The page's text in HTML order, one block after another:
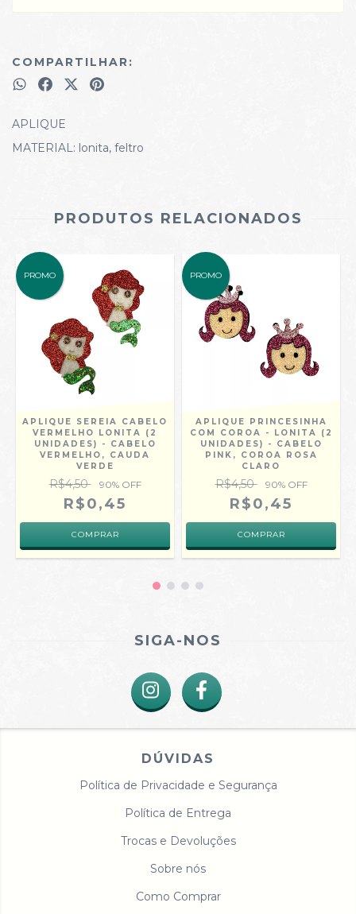
COMPARTILHAR:
APLIQUE
MATERIAL: lonita, feltro
PRODUTOS RELACIONADOS
PROMO
APLIQUE SEREIA CABELO
VERMELHO LONITA (2
UNIDADES) - CABELO
VERMELHO, CAUDA
VERDE
R$4,50 90% OFF
R$0,45
PROMO
APLIQUE PRINCESINHA
COM COROA - LONITA (2
UNIDADES) - CABELO
PINK, COROA ROSA
CLARO
R$4,50 90% OFF
R$0,45
SIGA-NOS
DÚVIDAS
Política de Privacidade e Segurança
Política de Entrega
Trocas e Devoluções
Sobre nós
Como Comprar